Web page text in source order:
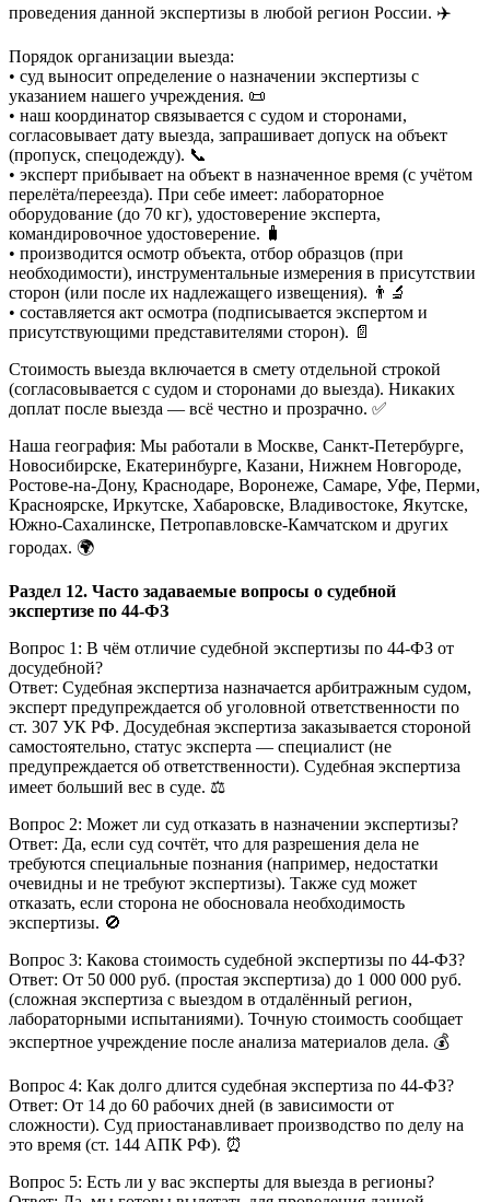
проведения данной экспертизы в любой регион России. ✈️
Порядок организации выезда:
• суд выносит определение о назначении экспертизы с
указанием нашего учреждения. 📜
• наш координатор связывается с судом и сторонами,
согласовывает дату выезда, запрашивает допуск на объект
(пропуск, спецодежду). 📞
• эксперт прибывает на объект в назначенное время (с учётом
перелёта/переезда). При себе имеет: лабораторное
оборудование (до 70 кг), удостоверение эксперта,
командировочное удостоверение. 🧳
• производится осмотр объекта, отбор образцов (при
необходимости), инструментальные измерения в присутствии
сторон (или после их надлежащего извещения). 👨🔬
• составляется акт осмотра (подписывается экспертом и
присутствующими представителями сторон). 📄
Стоимость выезда включается в смету отдельной строкой
(согласовывается с судом и сторонами до выезда). Никаких
доплат после выезда — всё честно и прозрачно. ✅
Наша география: Мы работали в Москве, Санкт-Петербурге,
Новосибирске, Екатеринбурге, Казани, Нижнем Новгороде,
Ростове-на-Дону, Краснодаре, Воронеже, Самаре, Уфе, Перми,
Красноярске, Иркутске, Хабаровске, Владивостоке, Якутске,
Южно-Сахалинске, Петропавловске-Камчатском и других
городах. 🌍
Раздел 12. Часто задаваемые вопросы о судебной
экспертизе по 44-ФЗ
Вопрос 1: В чём отличие судебной экспертизы по 44-ФЗ от
досудебной?
Ответ: Судебная экспертиза назначается арбитражным судом,
эксперт предупреждается об уголовной ответственности по
ст. 307 УК РФ. Досудебная экспертиза заказывается стороной
самостоятельно, статус эксперта — специалист (не
предупреждается об ответственности). Судебная экспертиза
имеет больший вес в суде. ⚖️
Вопрос 2: Может ли суд отказать в назначении экспертизы?
Ответ: Да, если суд сочтёт, что для разрешения дела не
требуются специальные познания (например, недостатки
очевидны и не требуют экспертизы). Также суд может
отказать, если сторона не обосновала необходимость
экспертизы. 🚫
Вопрос 3: Какова стоимость судебной экспертизы по 44-ФЗ?
Ответ: От 50 000 руб. (простая экспертиза) до 1 000 000 руб.
(сложная экспертиза с выездом в отдалённый регион,
лабораторными испытаниями). Точную стоимость сообщает
экспертное учреждение после анализа материалов дела. 💰
Вопрос 4: Как долго длится судебная экспертиза по 44-ФЗ?
Ответ: От 14 до 60 рабочих дней (в зависимости от
сложности). Суд приостанавливает производство по делу на
это время (ст. 144 АПК РФ). ⏰
Вопрос 5: Есть ли у вас эксперты для выезда в регионы?